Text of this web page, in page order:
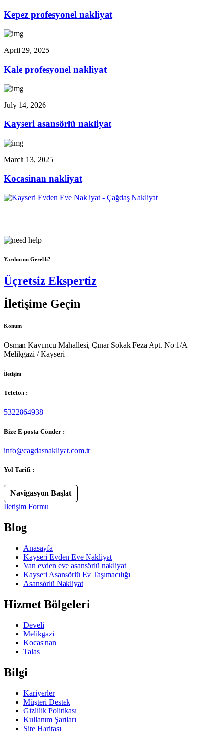
Kepez profesyonel nakliyat
April 29, 2025
Kale profesyonel nakliyat
July 14, 2026
Kayseri asansörlü nakliyat
March 13, 2025
Kocasinan nakliyat
Yardım mı Gerekli?
Üçretsiz Ekspertiz
İletişime Geçin
Konum
Osman Kavuncu Mahallesi, Çınar Sokak Feza Apt. No:1/A
Melikgazi / Kayseri
İletişim
Telefon :
5322864938
Bize E-posta Gönder :
info@cagdasnakliyat.com.tr
Yol Tarifi :
Navigasyon Başlat
İletişim Formu
Blog
Anasayfa
Kayseri Evden Eve Nakliyat
Van evden eve asansörlü nakliyat
Kayseri Asansörlü Ev Taşımacılığı
Asansörlü Nakliyat
Hizmet Bölgeleri
Develi
Melikgazi
Kocasinan
Talas
Bilgi
Kariyerler
Müşteri Destek
Gizlilik Politikası
Kullanım Şartları
Site Haritası